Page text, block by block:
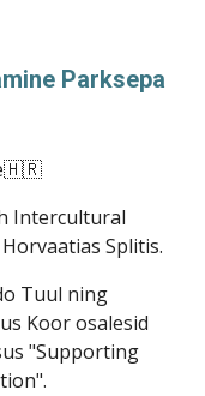
Parksepa
Intercultural
Splitis.
Tuul ning
Koor osalesid
"Supporting